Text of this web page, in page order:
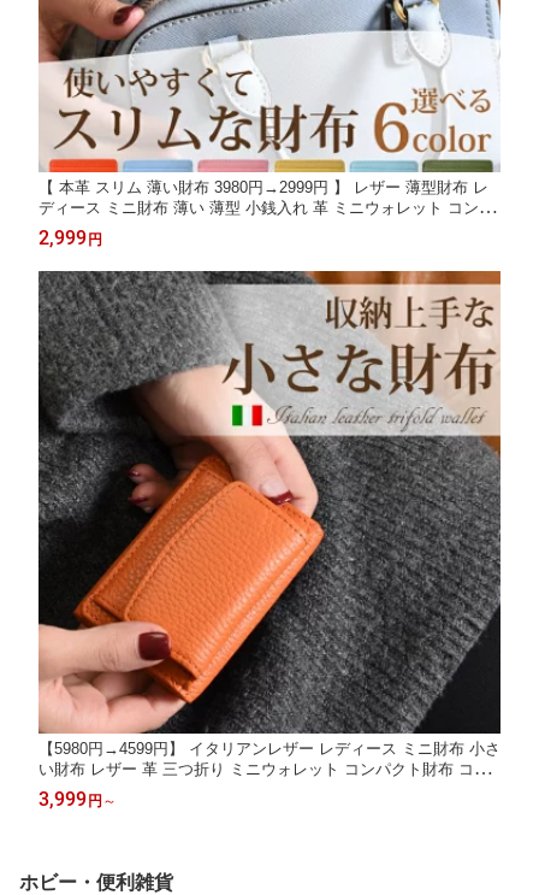
【 本革 スリム 薄い財布 3980円→2999円 】 レザー 薄型財布 レ
ディース ミニ財布 薄い 薄型 小銭入れ 革 ミニウォレット コンパ
クト財布 コンパクトウォレット 小さい 小さめ 旅行 トラベル ジ
ム アウトドア 送料無料 aqshop
2,999円
【5980円→4599円】 イタリアンレザー レディース ミニ財布 小さ
い財布 レザー 革 三つ折り ミニウォレット コンパクト財布 コン
パクトウォレット 小さい 小さめ 旅行 トラベル 送料無料 aqshop
3,999円 ～
ホビー・便利雑貨